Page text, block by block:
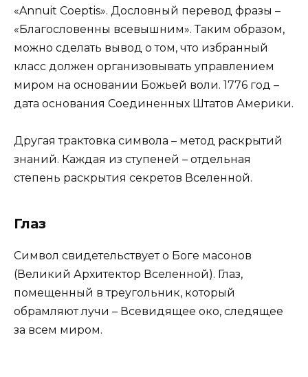
«Annuit Coeptis». Дословный перевод фразы –
«Благословенны всевышним». Таким образом,
можно сделать вывод о том, что избранный
класс должен организовывать управлением
миром на основании Божьей воли. 1776 год –
дата основания Соединенных Штатов Америки.
Другая трактовка символа – метод раскрытий
знаний. Каждая из ступеней – отдельная
степень раскрытия секретов Вселенной.
Глаз
Символ свидетельствует о Боге масонов
(Великий Архитектор Вселенной). Глаз,
помещенный в треугольник, который
обрамляют лучи – Всевидящее око, следящее
за всем миром.